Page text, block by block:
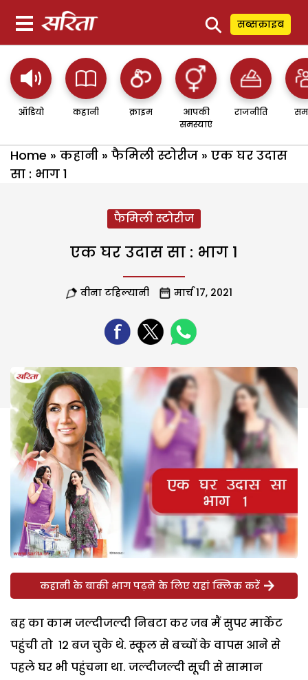
⚲ सब्सक्राइब
ऑडियो कहानी क्राइम
आपकी
समस्याएं
राजनीति
Home » कहानी » फैमिली स्टोरीज » एक घर उदास
सा : भाग 1
फैमिली स्टोरीज
एक घर उदास सा : भाग 1
वीना टहिल्यानी मार्च 17, 2021
कहानी के बाकी भाग पढ़ने के लिए यहां क्लिक करें
बह का काम जल्दीजल्दी निबटा कर जब मैं सुपर मार्केट
पहुंची तो 12 बज चुके थे. स्कूल से बच्चों के वापस आने से
पहले घर भी पहुंचना था. जल्दीजल्दी सूची से सामान